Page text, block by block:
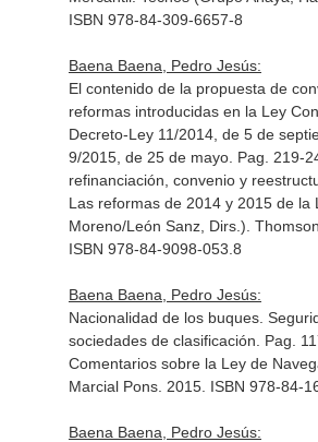
ISBN 978-84-309-6657-8
Baena Baena, Pedro Jesús:
El contenido de la propuesta de
reformas introducidas en la Ley
Decreto-Ley 11/2014, de 5 de
9/2015, de 25 de mayo. Pag. 219-
refinanciación, convenio y
Las reformas de 2014 y 2015 de la
Moreno/León Sanz, Dirs.) .
ISBN 978-84-9098-053.8
Baena Baena, Pedro Jesús:
Nacionalidad de los buques.
sociedades de clasificación. Pag.
Comentarios sobre la Ley de
Marcial Pons. 2015. ISBN 978-84-
Baena Baena, Pedro Jesús: